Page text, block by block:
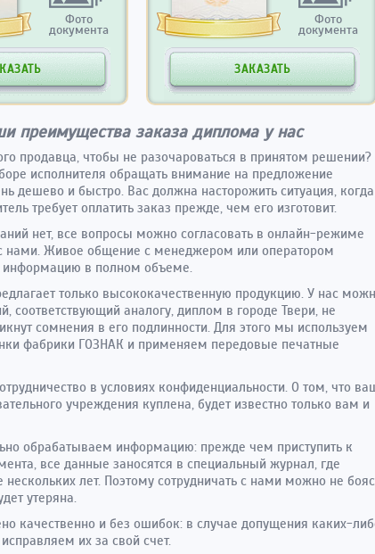
Фото
документа
Фото
документа
ЗАКАЗАТЬ
преимущества заказа диплома у нас
продавца, чтобы не разочароваться в принятом решении?
исполнителя обращать внимание на предложение
дешево и быстро. Вас должна насторожить ситуация, когда
требует оплатить заказ прежде, чем его изготовит.
нет, все вопросы можно согласовать в онлайн-режиме
нами. Живое общение с менеджером или оператором
информацию в полном объеме.
только высококачественную продукцию. У нас
соответствующий аналогу, диплом в городе Твери, не
сомнения в его подлинности. Для этого мы используем
фабрики ГОЗНАК и применяем передовые печатные
в условиях конфиденциальности. О том, что
учреждения куплена, будет известно только вам и
обрабатываем информацию: прежде чем приступить к
все данные заносятся в специальный журнал, где
нескольких лет. Поэтому сотрудничать с нами можно не
утеряна.
качественно и без ошибок: в случае допущения каких-
их за свой счет.